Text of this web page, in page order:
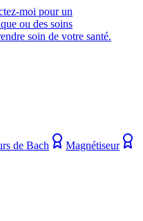
moi pour un
ou des soins
soin de votre santé.
de Bach
Magnétiseur